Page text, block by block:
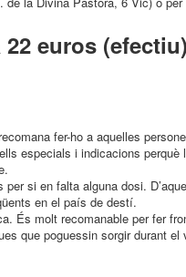
euros
fer-ho a aquelles
especials i indicacions
si en falta alguna dosi.
en el país de destí.
És molt recomanable per fer
que poguessin sorgir durant el